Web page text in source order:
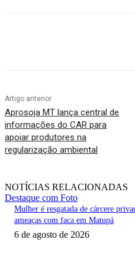
Artigo anterior
Aprosoja MT lança central de
informações do CAR para
apoiar produtores na
regularização ambiental
NOTÍCIAS RELACIONADAS
Destaque com Foto
Mulher é resgatada de cárcere
ameaças com faca em Matupá
6 de agosto de 2026